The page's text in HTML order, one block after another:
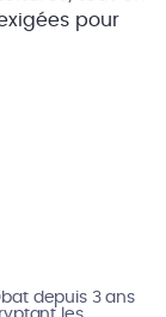
pour
depuis 3 ans